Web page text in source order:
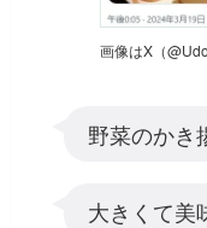
画像はX（
野菜のかき
大きくて美